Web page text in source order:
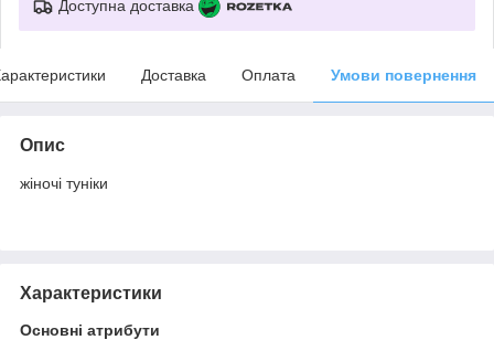
Доступна доставка
Доставка Оплата Умови повернення
Опис
жіночі туніки
Характеристики
Основні атрибути